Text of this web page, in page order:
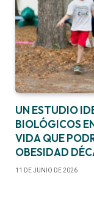
UN ESTUDIO
BIOLÓGICOS
VIDA QUE
OBESIDAD
11 DE JUNIO DE 2026